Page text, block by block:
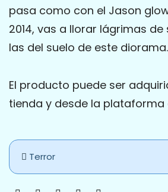
pasa como con el Jason
2014, vas a llorar lágrimas
las del suelo de este diorama.
El producto puede ser
tienda y desde la plataforma
Terror